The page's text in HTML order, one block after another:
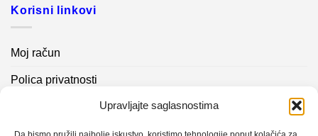
Upravljajte saglasnostima
Korisni linkovi
Moj račun
Polica privatnosti